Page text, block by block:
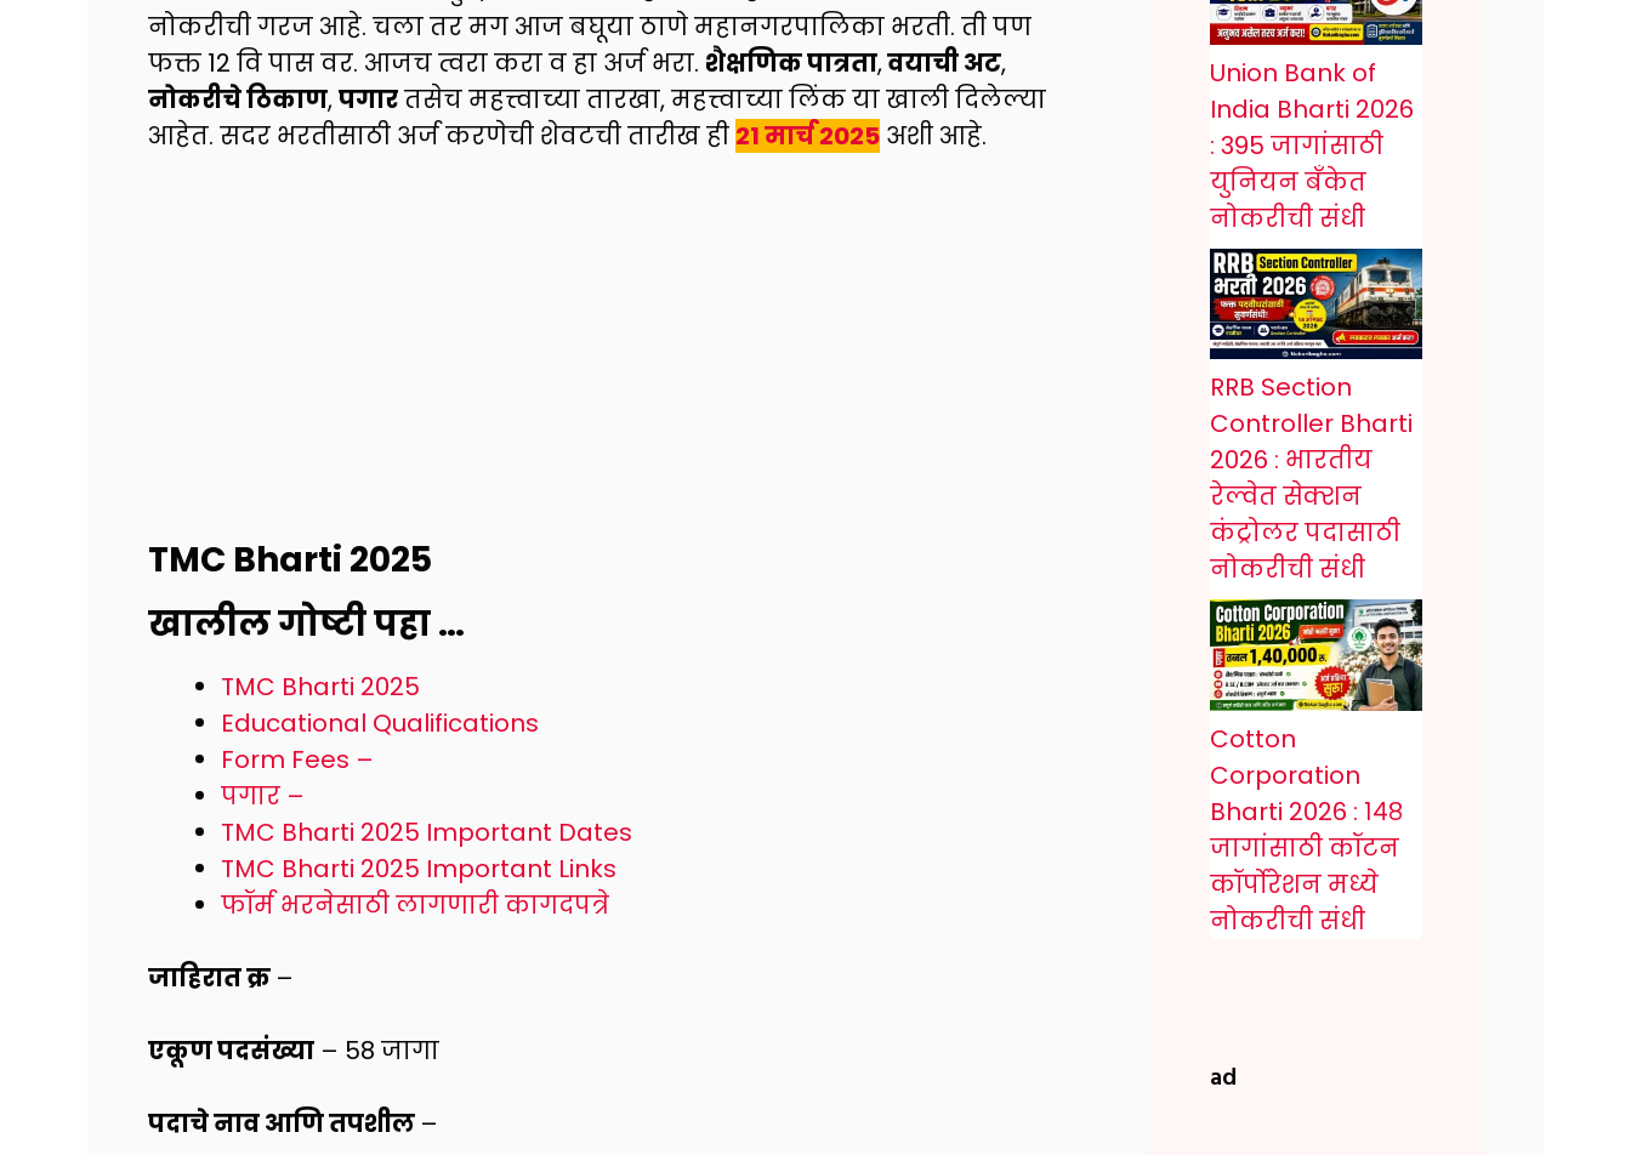
नोकरीची गरज आहे. चला तर मग आज बघूया ठाणे महानगरपालिका भरती. ती पण
फक्त 12 वि पास वर. आजच त्वरा करा व हा अर्ज भरा. शैक्षणिक पात्रता,वयाची अट,
नोकरीचे ठिकाण,पगारतसेच महत्त्वाच्या तारखा, महत्त्वाच्या लिंक या खाली दिलेल्या
आहेत. सदर भरतीसाठी अर्ज करणेची शेवटची तारीख ही 21 मार्च 2025 अशी आहे.
TMC Bharti 2025
खालील गोष्टी पहा …
TMC Bharti 2025
Educational Qualifications
Form Fees –
पगार –
TMC Bharti 2025 Important Dates
TMC Bharti 2025 Important Links
फॉर्म भरनेसाठी लागणारी कागदपत्रे
जाहिरात क्र –
एकूण पदसंख्या – 58 जागा
पदाचे नाव आणि तपशील –
Union Bank of
India Bharti 2026
: 395 जागांसाठी
युनियन बँकेत
नोकरीची संधी
RRB Section
Controller Bharti
2026 : भारतीय
रेल्वेत सेक्शन
कंट्रोलर पदासाठी
नोकरीची संधी
Cotton
Corporation
Bharti 2026 : १४८
जागांसाठी कॉटन
कॉर्पोरेशन मध्ये
नोकरीची संधी
ad